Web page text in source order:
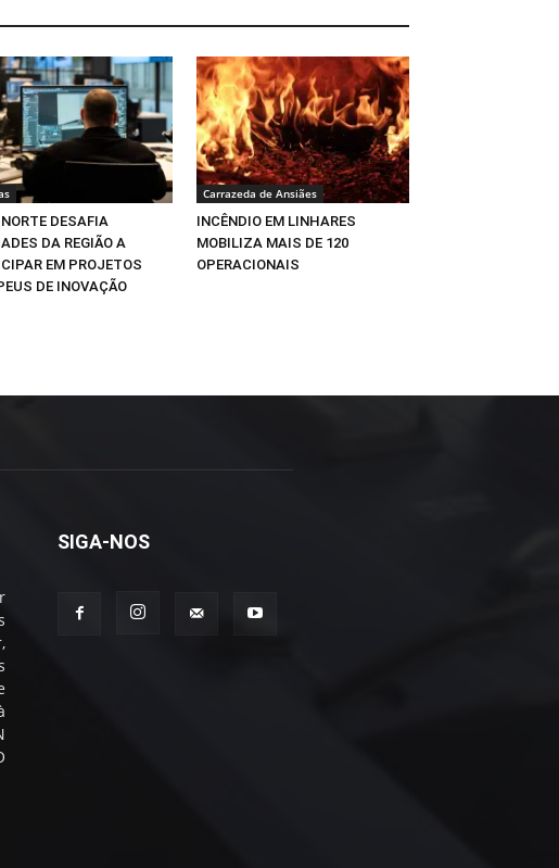
DESAFIA
DA REGIÃO A
EM PROJETOS
DE INOVAÇÃO
Carrazeda de Ansiães
INCÊNDIO EM LINHARES
MOBILIZA MAIS DE 120
OPERACIONAIS
SIGA-NOS